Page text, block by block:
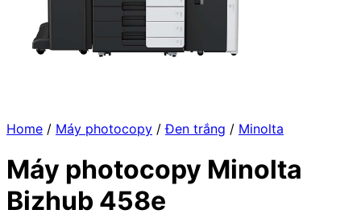
Home / Máy photocopy / Đen trắng / Minolta
Máy photocopy Minolta
Bizhub 458e